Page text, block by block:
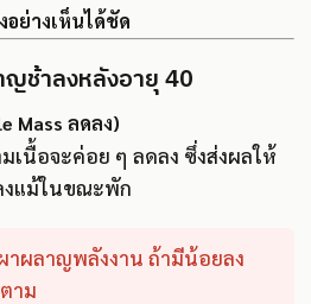
ย่างเห็นได้ชัด
ญช้าลงหลังอายุ 40
Mass ลดลง)
เนื้อจะค่อย ๆ ลดลง ซึ่งส่งผลให้
งแม้ในขณะพัก
าผลาญพลังงาน ถ้ามีน้อยลง
าม